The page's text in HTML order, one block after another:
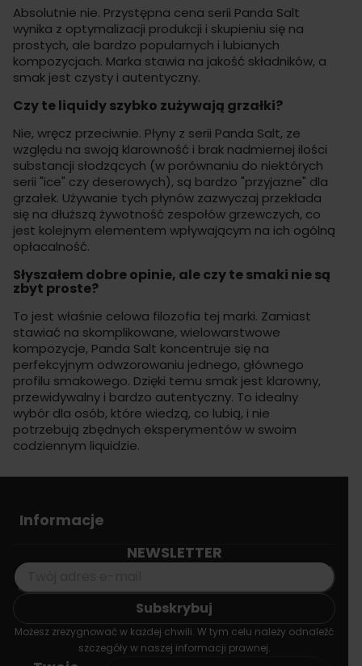
Absolutnie nie. Przystępna cena serii Panda Salt
wynika z optymalizacji produkcji i skupieniu się na
prostych, ale bardzo popularnych i lubianych
kompozycjach. Marka stawia na jakość składników, a
smak jest czysty i autentyczny.
Czy te liquidy szybko zużywają grzałki?
Nie, wręcz przeciwnie. Płyny z serii Panda Salt, ze
względu na swoją klarowność i brak nadmiernej ilości
substancji słodzących (w porównaniu do niektórych
serii "ice" czy deserowych), są bardzo "przyjazne" dla
grzałek. Używanie tych płynów zazwyczaj przekłada
się na dłuższą żywotność zespołów grzewczych, co
jest kolejnym elementem wpływającym na ich ogólną
opłacalność.
Słyszałem dobre opinie, ale czy te smaki nie są
zbyt proste?
To jest właśnie celowa filozofia tej marki. Zamiast
stawiać na skomplikowane, wielowarstwowe
kompozycje, Panda Salt koncentruje się na
perfekcyjnym odwzorowaniu jednego, głównego
profilu smakowego. Dzięki temu smak jest klarowny,
przewidywalny i bardzo autentyczny. To idealny
wybór dla osób, które wiedzą, co lubią, i nie
potrzebują zbędnych eksperymentów w swoim
codziennym liquidzie.
Informacje
NEWSLETTER
Możesz zrezygnować w każdej chwili. W tym celu należy odnaleźć
szczegóły w naszej informacji prawnej.